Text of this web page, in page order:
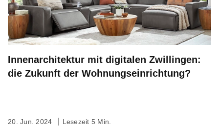
Innenarchitektur mit digitalen Zwillingen:
die Zukunft der Wohnungseinrichtung?
20. Jun. 2024 Lesezeit 5 Min.